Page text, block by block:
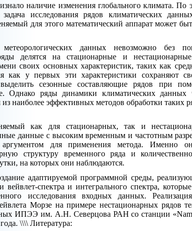
наличие изменения глобального климата. По
исследования рядов климатических
для этого математический аппарат может
данных невозможно без
делятся на стационарные и
своих основных характеристик, таких как
как у первых эти характеристики сохраняют
сезонные составляющие рядов при
Однако ряды динамики климатических данных
наиболее эффективных методов обработки таких
как для стационарных, так и
данные с высоким временным и частотным
для применения метода. Именно
структуру временного ряда и
на которых они наблюдаются.
адаптируемой программной среды,
спектра и интегрального спектра,
исследования входных данных.
Морзе на примере нестационарных рядов
ИПЭЭ им. А.Н. Северцова РАН со станции
\\\\ Литература: